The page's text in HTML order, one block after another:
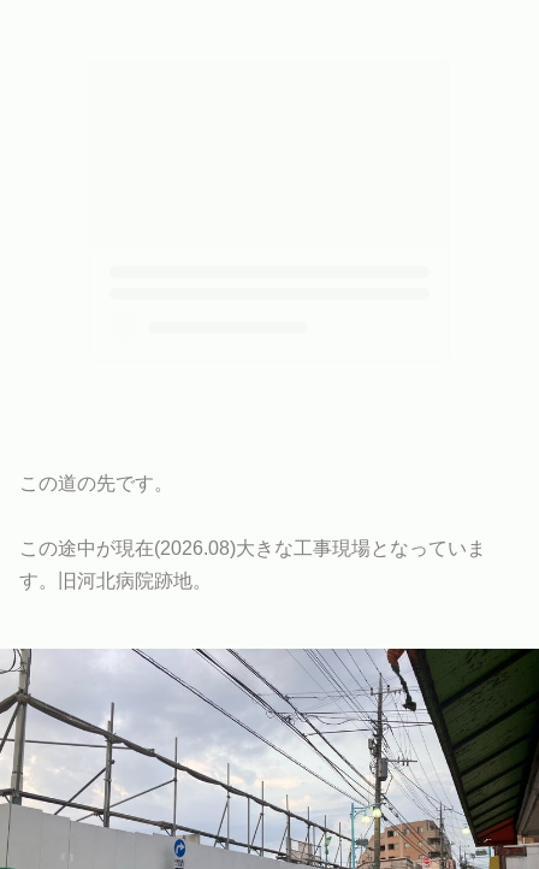
この道の先です。
この途中が現在(2026.08)大きな工事現場となっていま
す。旧河北病院跡地。